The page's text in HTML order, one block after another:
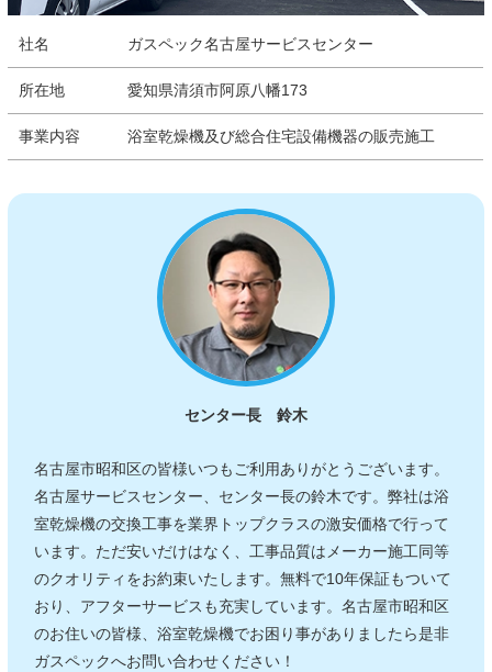
社名 ガスペック名古屋サービスセンター
所在地 愛知県清須市阿原八幡173
事業内容 浴室乾燥機及び総合住宅設備機器の販売施工
センター長 鈴木
名古屋市昭和区の皆様いつもご利用ありがとうございます。
名古屋サービスセンター、センター長の鈴木です。弊社は浴
室乾燥機の交換工事を業界トップクラスの激安価格で行って
います。ただ安いだけはなく、工事品質はメーカー施工同等
のクオリティをお約束いたします。無料で10年保証もついて
おり、アフターサービスも充実しています。名古屋市昭和区
のお住いの皆様、浴室乾燥機でお困り事がありましたら是非
ガスペックへお問い合わせください！